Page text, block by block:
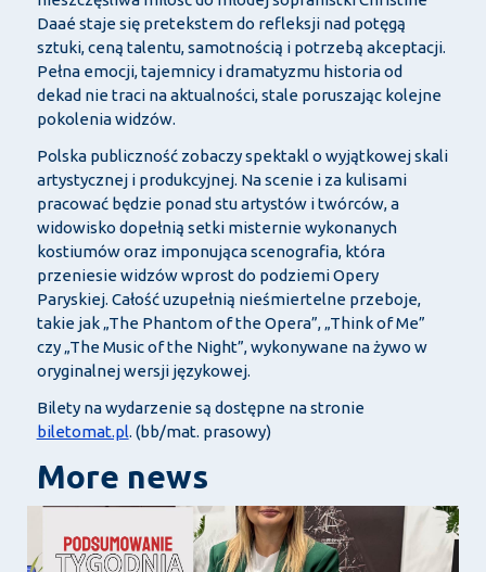
Daaé staje się pretekstem do refleksji nad potęgą
sztuki, ceną talentu, samotnością i potrzebą akceptacji.
Pełna emocji, tajemnicy i dramatyzmu historia od
dekad nie traci na aktualności, stale poruszając kolejne
pokolenia widzów.
Polska publiczność zobaczy spektakl o wyjątkowej skali
artystycznej i produkcyjnej. Na scenie i za kulisami
pracować będzie ponad stu artystów i twórców, a
widowisko dopełnią setki misternie wykonanych
kostiumów oraz imponująca scenografia, która
przeniesie widzów wprost do podziemi Opery
Paryskiej. Całość uzupełnią nieśmiertelne przeboje,
takie jak „The Phantom of the Opera”, „Think of Me”
czy „The Music of the Night”, wykonywane na żywo w
oryginalnej wersji językowej.
Bilety na wydarzenie są dostępne na stronie
biletomat.pl. (bb/mat. prasowy)
More news